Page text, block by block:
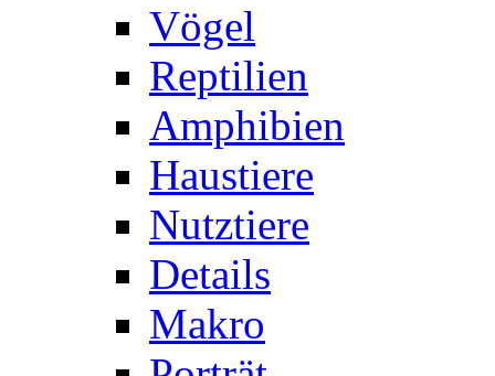
Vögel
Reptilien
Amphibien
Haustiere
Nutztiere
Details
Makro